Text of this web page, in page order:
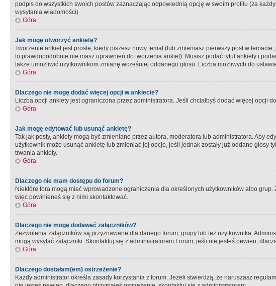
podpis do wszystkich swoich postów zaznaczając odpowiednią opcję w swoim profilu (za
wysyłania wiadomości)
Góra
Jak mogę utworzyć ankietę?
Tworzenie ankiet jest proste, kiedy piszesz nowy temat (lub zmieniasz pierwszy post w
to prawdopodobnie nie masz uprawnień do tworzenia ankiet). Musisz podać tytuł ankiety i
także umożliwić użytkownikom zmianę wcześniej oddanego głosu. Liczba możliwych do
Góra
Dlaczego nie mogę dodać więcej opcji w ankiecie?
Liczba opcji ankiety jest ograniczona przez administratora. Jeśli chciałbyś dodać więcej opcji
Góra
Jak mogę edytować lub usunąć ankietę?
Tak jak posty, ankiety mogą być zmieniane przez autora, moderatora lub administratora. Aby
użytkownik może usunąć ankietę lub zmieniać jej opcje, jeśli jednak zostały już oddane
trwania ankiety.
Góra
Dlaczego nie mam dostępu do forum?
Niektóre fora mogą mieć wprowadzone ograniczenia dla określonych użytkowników albo
więc powinieneś się z nimi skontaktować.
Góra
Dlaczego nie mogę dodawać załączników?
Zezwolenia załączników są przyznawane dla danego forum, grupy lub też użytkownika.
mogą wysyłać załączniki. Skontaktuj się z administratorem Forum, jeśli nie jesteś pewien,
Góra
Dlaczego dostałam(em) ostrzeżenie?
Każdy administrator określa zasady korzystania z forum. Jeżeli stwierdzą, że naruszasz